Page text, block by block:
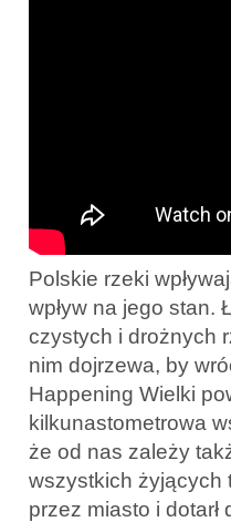
Polskie rzeki
wpływ na jego stan.
czystych i drożnych
nim dojrzewa, by
Happening Wielki
kilkunastometrowa
że od nas zależy
wszystkich żyjących
przez miasto i